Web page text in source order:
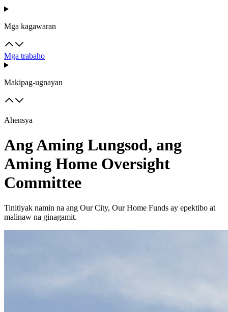
Mga kagawaran
Mga trabaho
Makipag-ugnayan
Ahensya
Ang Aming Lungsod, ang
Aming Home Oversight
Committee
Tinitiyak namin na ang Our City, Our Home Funds ay epektibo at
malinaw na ginagamit.